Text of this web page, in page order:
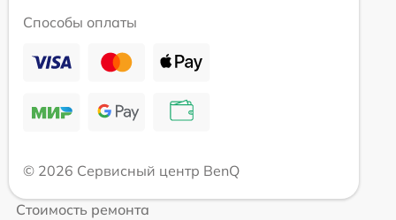
Способы оплаты
© 2026 Сервисный центр BenQ
Стоимость ремонта